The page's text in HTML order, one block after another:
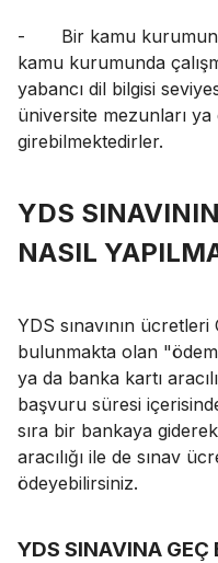
-
Bir kamu
kamu kurumunda
yabancı dil bilgisi
üniversite mezunları ya
girebilmektedirler.
YDS
NASIL
YDS sınavının
bulunmakta olan
ya da banka kartı
başvuru süresi
sıra bir bankaya
aracılığı ile de sınav
ödeyebilirsiniz.
YDS SINAVINA GEÇ